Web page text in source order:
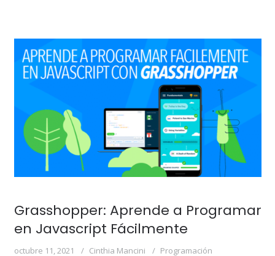
Grasshopper: Aprende a Programar
en Javascript Fácilmente
octubre 11, 2021 Cinthia Mancini Programación